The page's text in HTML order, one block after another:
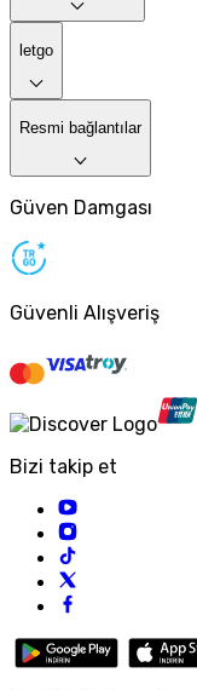
letgo
Resmi bağlantılar
Güven Damgası
Güvenli Alışveriş
Bizi takip et